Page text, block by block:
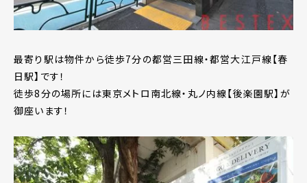
最寄り駅は物件から徒歩7分の都営三田線・都営大江戸線【春
日駅】です！
徒歩8分の場所には東京メトロ南北線・丸ノ内線【後楽園駅】が
御座います！